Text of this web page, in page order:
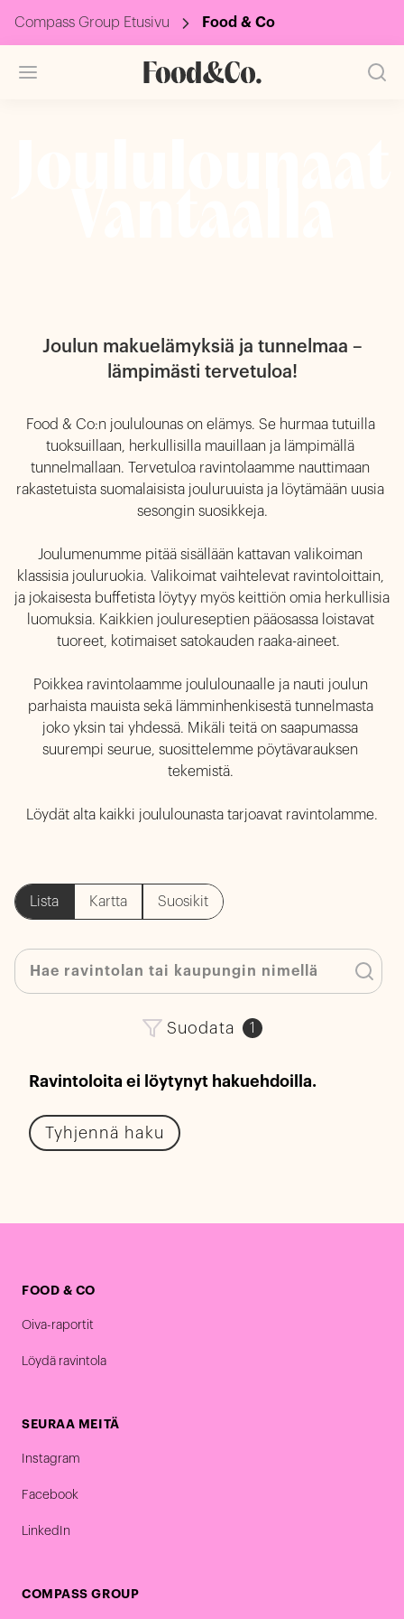
Compass Group Etusivu Food & Co
Joulun makuelämyksiä ja tunnelmaa –
lämpimästi tervetuloa!
Food & Co:n joululounas on elämys. Se hurmaa tutuilla
tuoksuillaan, herkullisilla mauillaan ja lämpimällä
tunnelmallaan. Tervetuloa ravintolaamme nauttimaan
rakastetuista suomalaisista jouluruuista ja löytämään uusia
sesongin suosikkeja.
Joulumenumme pitää sisällään kattavan valikoiman
klassisia jouluruokia. Valikoimat vaihtelevat ravintoloittain,
ja jokaisesta buffetista löytyy myös keittiön omia herkullisia
luomuksia. Kaikkien joulureseptien pääosassa loistavat
tuoreet, kotimaiset satokauden raaka-aineet.
Poikkea ravintolaamme joululounaalle ja nauti joulun
parhaista mauista sekä lämminhenkisestä tunnelmasta
joko yksin tai yhdessä. Mikäli teitä on saapumassa
suurempi seurue, suosittelemme pöytävarauksen
tekemistä.
Löydät alta kaikki joululounasta tarjoavat ravintolamme.
Lista Kartta Suosikit
Suodata 1
Ravintoloita ei löytynyt hakuehdoilla.
Tyhjennä haku
FOOD & CO
Oiva-raportit
Löydä ravintola
SEURAA MEITÄ
Instagram
Facebook
LinkedIn
COMPASS GROUP